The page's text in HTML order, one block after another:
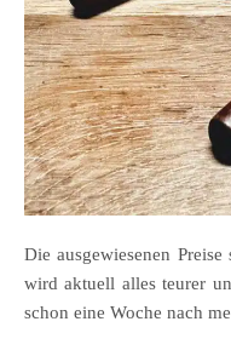
Die ausgewiesenen
wird aktuell alles teurer
schon eine Woche nach